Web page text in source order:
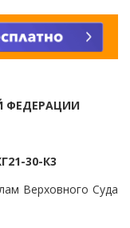
ФЕДЕРАЦИИ
30-К3
Верховного Суда